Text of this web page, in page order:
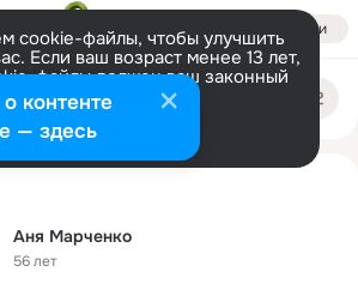
Войти
cookie-файлы, чтобы улучшить
Если ваш возраст менее 13 лет,
файлы должен ваш законный
Больше информации
Настроить
Аня Марченко
56 лет
контенте
— здесь